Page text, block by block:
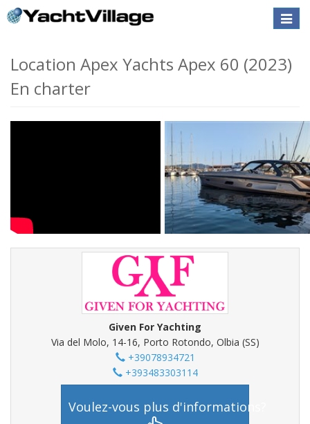
Toggle
Location Apex Yachts Apex 60 (2023)
En charter
Given For Yachting
Via del Molo, 14-16, Porto Rotondo, Olbia (SS)
+39078934721
+393483303114
Voulez-vous plus d'informations?